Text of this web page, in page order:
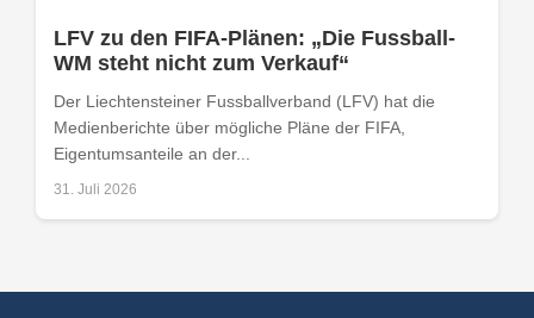
LFV zu den FIFA-Plänen: „Die Fussball-
WM steht nicht zum Verkauf“
Der Liechtensteiner Fussballverband (LFV) hat die
Medienberichte über mögliche Pläne der FIFA,
Eigentumsanteile an der...
31. Juli 2026